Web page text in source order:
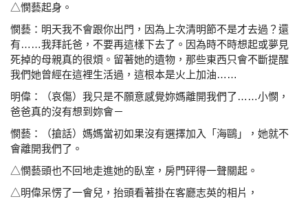
△憫藝起身。
憫藝：明天我不會跟你出門，因為上次清明節不是才去過？ 還
有……我拜託爸，不要再這樣下去了。因為時不時想起或夢見
死掉的母親真的很煩。留著她的遺物，那些東西只會不斷提醒
我們她曾經在這裡生活過，這根本是火上加油……
明偉：（哀傷）我只是不願意感覺妳媽離開我們了……小憫，
爸爸真的沒有想到妳會－
憫藝：（搶話）媽媽當初如果沒有選擇加入「海鷗」，她就不
會離開我們了。
△憫藝頭也不回地走進她的臥室，房門砰得一聲關起。
△明偉呆愣了一會兒，抬頭看著掛在客廳志英的相片，